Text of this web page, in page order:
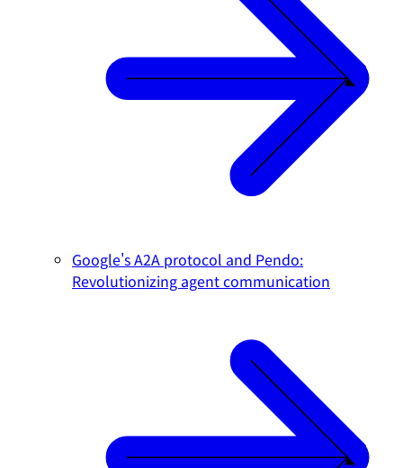
Google's A2A protocol and Pendo:
Revolutionizing agent communication